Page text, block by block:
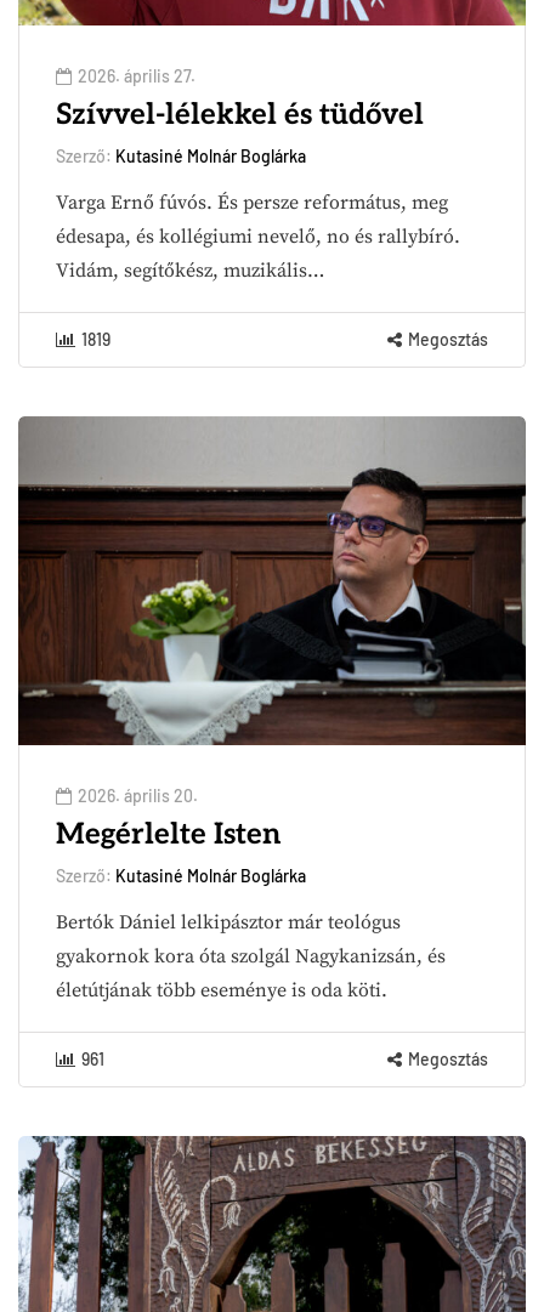
2026. április 27.
Szívvel-lélekkel és tüdővel
Szerző: Kutasiné Molnár Boglárka
Varga Ernő fúvós. És persze református, meg
édesapa, és kollégiumi nevelő, no és rallybíró.
Vidám, segítőkész, muzikális…
1819 Megosztás
2026. április 20.
Megérlelte Isten
Szerző: Kutasiné Molnár Boglárka
Bertók Dániel lelkipásztor már teológus
gyakornok kora óta szolgál Nagykanizsán, és
életútjának több eseménye is oda köti.
961 Megosztás